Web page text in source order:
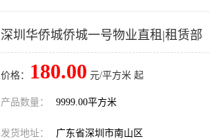
深圳华侨城侨城一号物业直租|租赁部
价格： 180.00 元/平方米 起
产品数量： 9999.00平方米
发货地址： 广东省深圳市南山区